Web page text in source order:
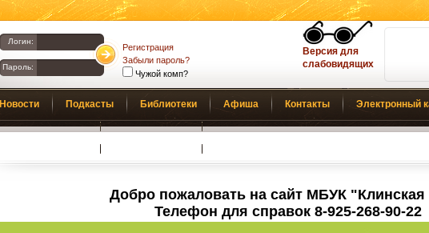
Логин:
Пароль:
Регистрация
Забыли пароль?
Чужой комп?
Версия для
слабовидящих
Новости Подкасты Библиотеки Афиша Контакты Электронный
Добро пожаловать на сайт МБУК
Телефон для справок 8-925-268-90-22